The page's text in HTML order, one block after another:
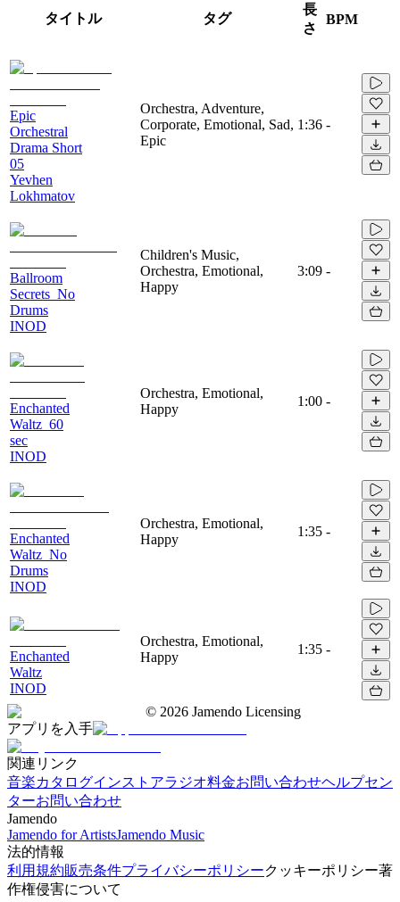
タイトル タグ
長
さ
BPM
Epic
Orchestral
Drama Short
05
Yevhen
Lokhmatov
Orchestra, Adventure,
Corporate, Emotional, Sad,
Epic
1:36 -
Ballroom
Secrets_No
Drums
INOD
Children's Music,
Orchestra, Emotional,
Happy
3:09 -
Enchanted
Waltz_60
sec
INOD
Orchestra, Emotional,
Happy
1:00 -
Enchanted
Waltz_No
Drums
INOD
Orchestra, Emotional,
Happy
1:35 -
Enchanted
Waltz
INOD
Orchestra, Emotional,
Happy
1:35 -
© 2026 Jamendo Licensing
アプリを入手
関連リンク
音楽カタログインストアラジオ料金お問い合わせヘルプセン
ターお問い合わせ
Jamendo
Jamendo for ArtistsJamendo Music
法的情報
利用規約販売条件プライバシーポリシークッキーポリシー著
作権侵害について